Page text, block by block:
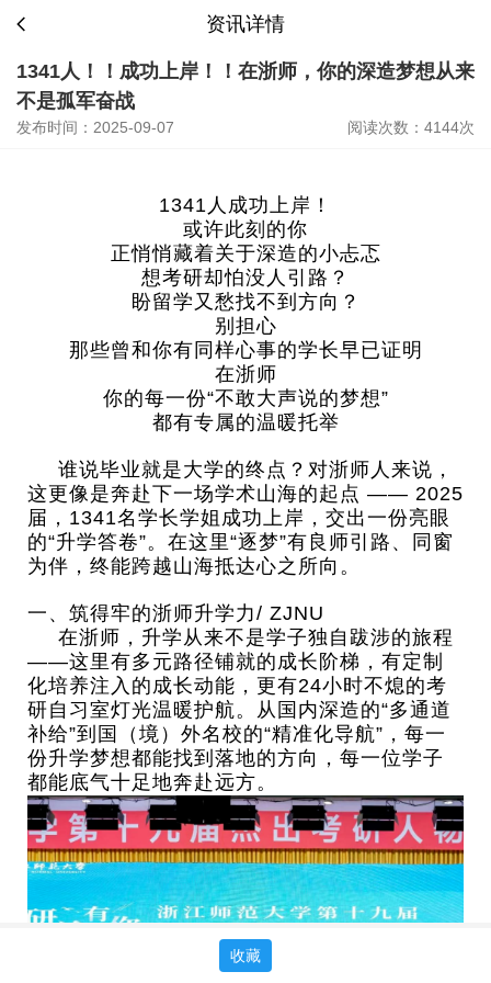
资讯详情
1341人！！成功上岸！！在浙师，你的深造梦想从来
不是孤军奋战
发布时间：2025-09-07 阅读次数：4144次
1341人成功上岸！
或许此刻的你
正悄悄藏着关于深造的小忐忑
想考研却怕没人引路？
盼留学又愁找不到方向？
别担心
那些曾和你有同样心事的学长早已证明
在浙师
你的每一份“不敢大声说的梦想”
都有专属的温暖托举
谁说毕业就是大学的终点？对浙师人来说，
这更像是奔赴下一场学术山海的起点 —— 2025
届，1341名学长学姐成功上岸，交出一份亮眼
的“升学答卷”。在这里“逐梦”有良师引路、同窗
为伴，终能跨越山海抵达心之所向。
一、 筑得牢的浙师升学力/ ZJNU
在浙师，升学从来不是学子独自跋涉的旅程
——这里有多元路径铺就的成长阶梯，有定制
化培养注入的成长动能，更有24小时不熄的考
研自习室灯光温暖护航。从国内深造的“多通道
补给”到国（境）外名校的“精准化导航”， 每一
份升学梦想都能找到落地的方向，每一位学子
都能底气十足地奔赴远方。
收藏